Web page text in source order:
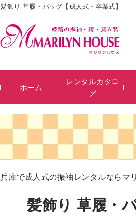
髪飾り 草履・バッグ【成人式・卒業式】
ホーム
レンタルカタロ
グ
兵庫で成人式の振袖レンタルならマ
髪飾り 草履・